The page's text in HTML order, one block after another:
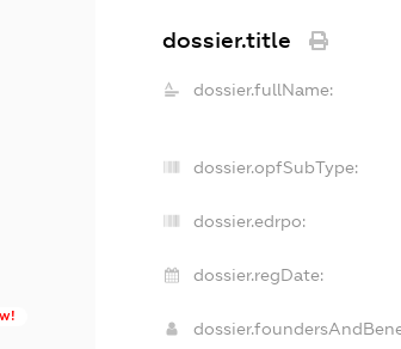
dossier.title
dossier.fullName:
dossier.opfSubType:
dossier.edrpo:
dossier.regDate: